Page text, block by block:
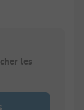
les